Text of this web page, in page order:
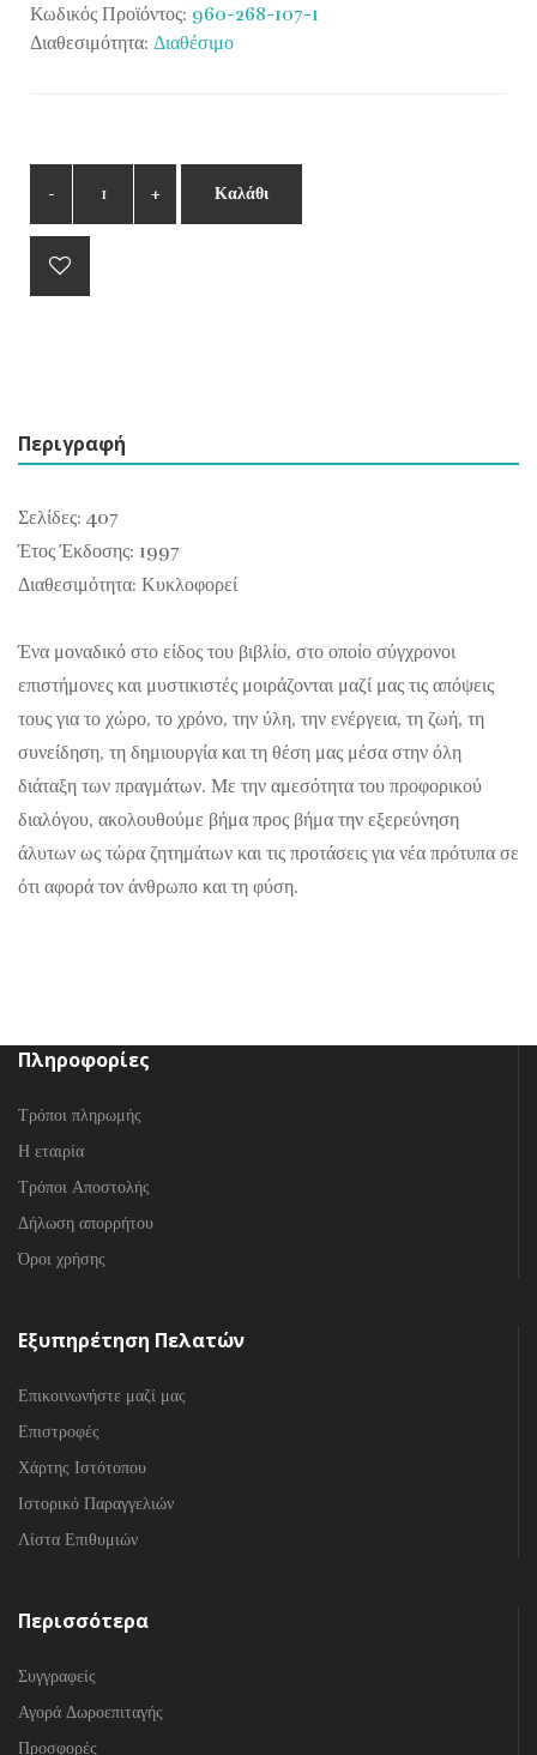
Κωδικός Προϊόντος: 960-268-107-1
Διαθεσιμότητα: Διαθέσιμο
Καλάθι
Περιγραφή
Σελίδες: 407
Έτος Έκδοσης: 1997
Διαθεσιμότητα: Κυκλοφορεί
Ένα μοναδικό στο είδος του βιβλίο, στο οποίο σύγχρονοι
επιστήμονες και μυστικιστές μοιράζονται μαζί μας τις απόψεις
τους για το χώρο, το χρόνο, την ύλη, την ενέργεια, τη ζωή, τη
συνείδηση, τη δημιουργία και τη θέση μας μέσα στην όλη
διάταξη των πραγμάτων. Με την αμεσότητα του προφορικού
διαλόγου, ακολουθούμε βήμα προς βήμα την εξερεύνηση
άλυτων ως τώρα ζητημάτων και τις προτάσεις για νέα πρότυπα σε
ότι αφορά τον άνθρωπο και τη φύση.
Πληροφορίες
Τρόποι πληρωμής
Η εταιρία
Τρόποι Αποστολής
Δήλωση απορρήτου
Όροι χρήσης
Εξυπηρέτηση Πελατών
Επικοινωνήστε μαζί μας
Επιστροφές
Χάρτης Ιστότοπου
Ιστορικό Παραγγελιών
Λίστα Επιθυμιών
Περισσότερα
Συγγραφείς
Αγορά Δωροεπιταγής
Προσφορές